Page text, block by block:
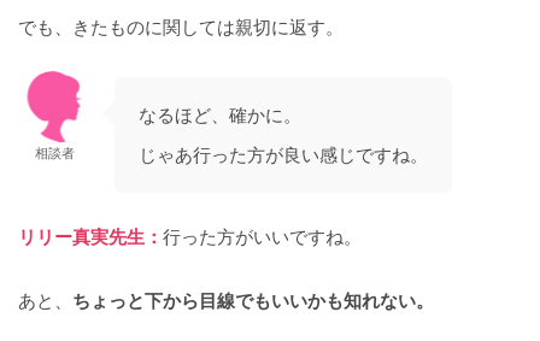
でも、きたものに関しては親切に返す。
相談者
なるほど、確かに。
じゃあ行った方が良い感じですね。
リリー真実先生： 行った方がいいですね。
あと、 ちょっと下から目線でもいいかも知れない。